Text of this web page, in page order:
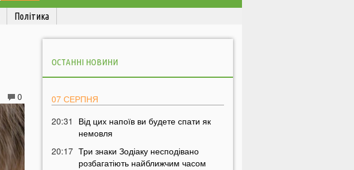
Політика
0
ОСТАННІ НОВИНИ
07 СЕРПНЯ
20:31
Від цих напоїв ви будете спати як
немовля
20:17 Три знаки Зодіаку несподівано
розбагатіють найближчим часом